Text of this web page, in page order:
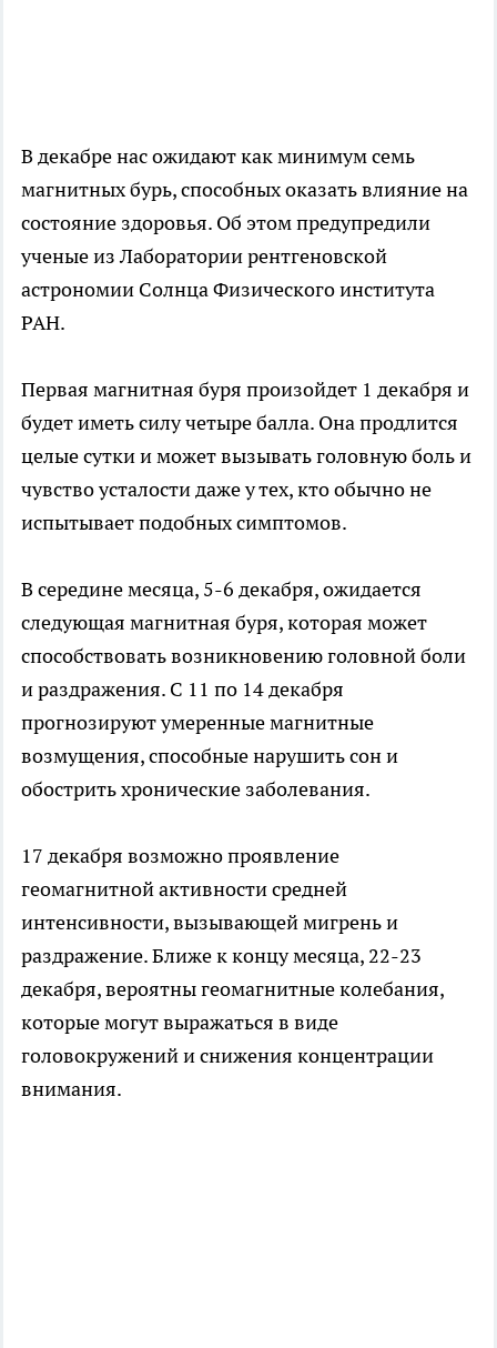
В декабре нас ожидают как минимум семь
магнитных бурь, способных оказать влияние на
состояние здоровья. Об этом предупредили
ученые из Лаборатории рентгеновской
астрономии Солнца Физического института
РАН.
Первая магнитная буря произойдет 1 декабря и
будет иметь силу четыре балла. Она продлится
целые сутки и может вызывать головную боль и
чувство усталости даже у тех, кто обычно не
испытывает подобных симптомов.
В середине месяца, 5-6 декабря, ожидается
следующая магнитная буря, которая может
способствовать возникновению головной боли
и раздражения. С 11 по 14 декабря
прогнозируют умеренные магнитные
возмущения, способные нарушить сон и
обострить хронические заболевания.
17 декабря возможно проявление
геомагнитной активности средней
интенсивности, вызывающей мигрень и
раздражение. Ближе к концу месяца, 22-23
декабря, вероятны геомагнитные колебания,
которые могут выражаться в виде
головокружений и снижения концентрации
внимания.